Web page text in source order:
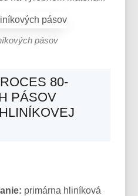
pásov
80-
PÁSOV
primárna hliníková